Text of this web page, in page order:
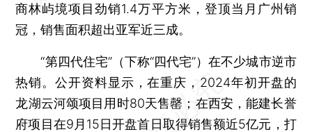
商林屿境项目劲销1.4万平方米，登顶当月广州销
冠，销售面积超出亚军近三成。
“第四代住宅”（下称“四代宅”）在不少城市逆市
热销。公开资料显示，在重庆，2024年初开盘的
龙湖云河颂项目用时80天售罄；在西安，能建长誉
府项目在9月15日开盘首日取得销售额近5亿元，打